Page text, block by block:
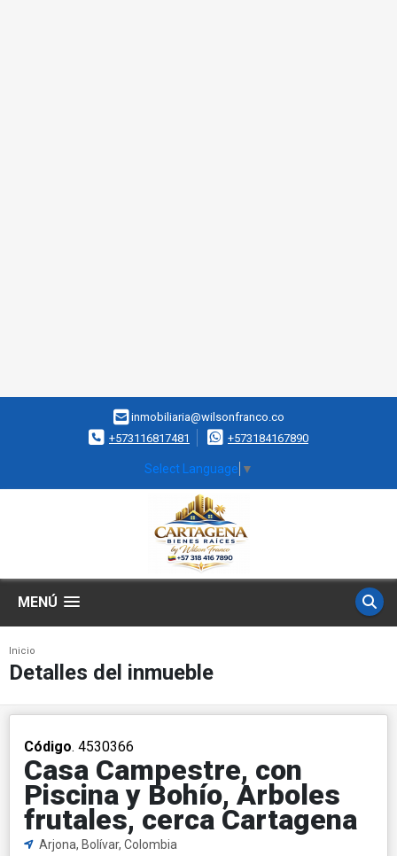
inmobiliaria@wilsonfranco.co
+573116817481
+573184167890
Select Language ▼
MENÚ
Inicio
Detalles del inmueble
Código. 4530366
Casa Campestre, con
Piscina y Bohío, Arboles
frutales, cerca Cartagena
Arjona, Bolívar, Colombia